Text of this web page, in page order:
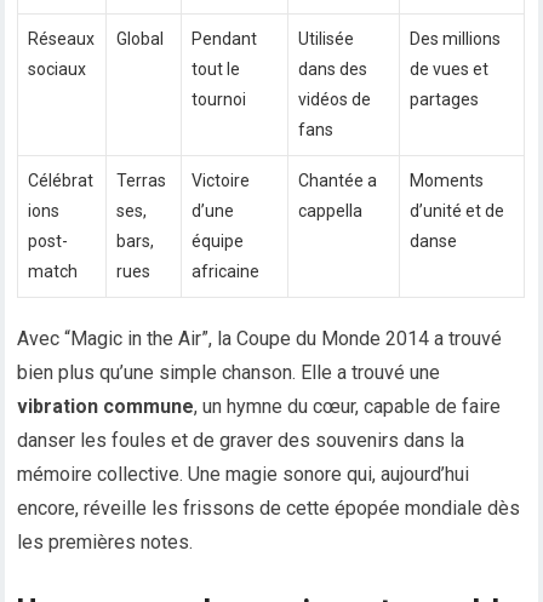
Réseaux
sociaux
Global
Pendant
tout le
tournoi
Utilisée
dans des
vidéos de
fans
Des millions
de vues et
partages
Célébrat
ions
post-
match
Terras
ses,
bars,
rues
Victoire
d’une
équipe
africaine
Chantée a
cappella
Moments
d’unité et de
danse
Avec “Magic in the Air”, la Coupe du Monde 2014 a trouvé
bien plus qu’une simple chanson. Elle a trouvé une
vibration commune, un hymne du cœur, capable de faire
danser les foules et de graver des souvenirs dans la
mémoire collective. Une magie sonore qui, aujourd’hui
encore, réveille les frissons de cette épopée mondiale dès
les premières notes.